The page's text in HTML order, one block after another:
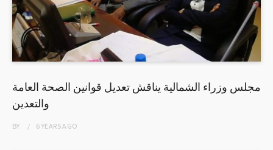
مجلس وزراء الشمالية يناقش تعديل قوانين الصحة العامة
والتعدين
BY 6 YEARSAGO